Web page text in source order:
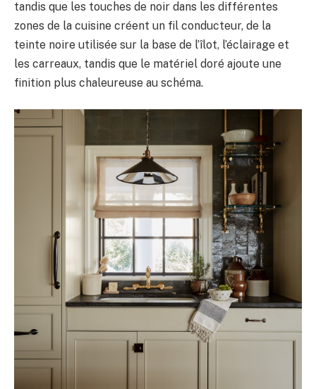
tandis que les touches de noir dans les différentes
zones de la cuisine créent un fil conducteur, de la
teinte noire utilisée sur la base de l’îlot, l’éclairage et
les carreaux, tandis que le matériel doré ajoute une
finition plus chaleureuse au schéma.